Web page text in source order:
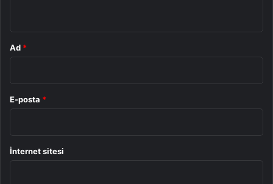
Ad *
E-posta *
İnternet sitesi